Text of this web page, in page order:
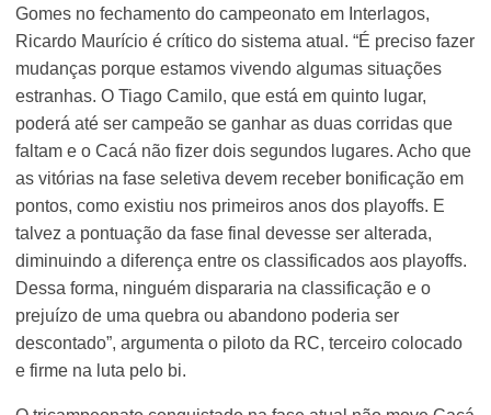
Gomes no fechamento do campeonato em Interlagos,
Ricardo Maurício é crítico do sistema atual. “É preciso fazer
mudanças porque estamos vivendo algumas situações
estranhas. O Tiago Camilo, que está em quinto lugar,
poderá até ser campeão se ganhar as duas corridas que
faltam e o Cacá não fizer dois segundos lugares. Acho que
as vitórias na fase seletiva devem receber bonificação em
pontos, como existiu nos primeiros anos dos playoffs. E
talvez a pontuação da fase final devesse ser alterada,
diminuindo a diferença entre os classificados aos playoffs.
Dessa forma, ninguém dispararia na classificação e o
prejuízo de uma quebra ou abandono poderia ser
descontado”, argumenta o piloto da RC, terceiro colocado
e firme na luta pelo bi.